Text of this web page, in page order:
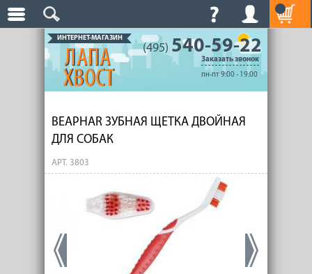
ИНТЕРНЕТ-МАГАЗИН
(495) 540-59-22
Заказать звонок
пн-пт 9:00 - 19:00
BEAPHAR ЗУБНАЯ ЩЕТКА ДВОЙНАЯ
ДЛЯ СОБАК
АРТ. 3803